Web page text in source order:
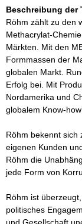
Beschreibung der
Röhm zählt zu den
Methacrylat-
Märkten. Mit den
Formmassen der
globalen Markt.
Erfolg bei. Mit
Nordamerika und
globalem Know-
Röhm bekennt sich
eigenen Kunden
Röhm die
jede Form von
Röhm ist
politisches